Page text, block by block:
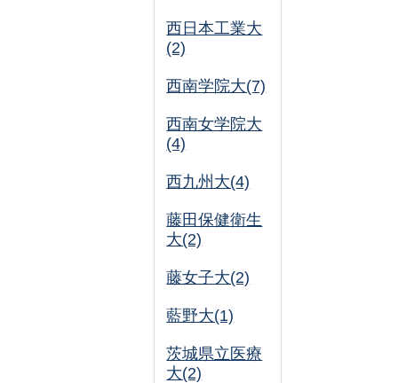
西日本工業大
(2)
西南学院大(7)
西南女学院大
(4)
西九州大(4)
藤田保健衛生
大(2)
藤女子大(2)
藍野大(1)
茨城県立医療
大(2)